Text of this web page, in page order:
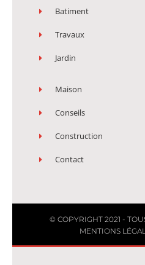
Batiment
Travaux
Jardin
Maison
Conseils
Construction
Contact
© COPYRIGHT 2021 -
MENTIONS